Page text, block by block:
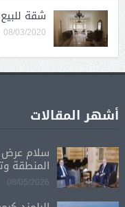
شقة للبيع
08/03/2020
أشهر المقالات
سلام عرض
المنطقة
08/05/2026